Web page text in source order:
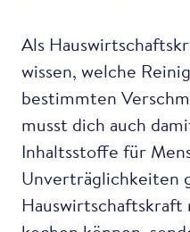
Als
wissen, welche
bestimmten
musst dich auch
Inhaltsstoffe für
Unverträglichkeiten